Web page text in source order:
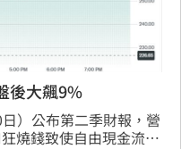
後大飆9%
）公布第二季財報，營
燒錢致使自由現金流轉